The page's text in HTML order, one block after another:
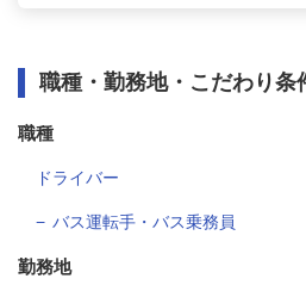
職種・勤務地・こだわり条
職種
ドライバー
バス運転手・バス乗務員
勤務地